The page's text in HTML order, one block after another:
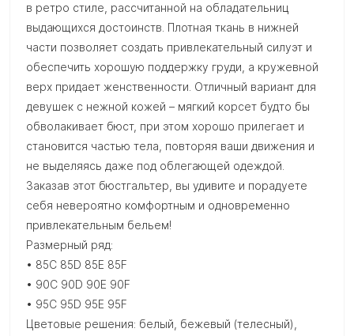
в ретро стиле, рассчитанной на обладательниц
выдающихся достоинств. Плотная ткань в нижней
части позволяет создать привлекательный силуэт и
обеспечить хорошую поддержку груди, а кружевной
верх придает женственности. Отличный вариант для
девушек с нежной кожей – мягкий корсет будто бы
обволакивает бюст, при этом хорошо прилегает и
становится частью тела, повторяя ваши движения и
не выделяясь даже под облегающей одеждой.
Заказав этот бюстгальтер, вы удивите и порадуете
себя невероятно комфортным и одновременно
привлекательным бельем!
Размерный ряд:
• 85C 85D 85E 85F
• 90C 90D 90E 90F
• 95C 95D 95E 95F
Цветовые решения: белый, бежевый (телесный),